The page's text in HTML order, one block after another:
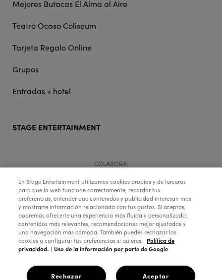
Mejores Butacas El Alma al Aire
Teatro Ocaso Coliseum
Tarjeta Regalo Online
Grupos
Entradas + hotel
STAGE ENTERTAINMENT
COLABORA:
Copyright © 2026 Stage Entertainment España
Política de Privacidad Política de Cookies Configuración de Cookies
En Stage Entertainment utilizamos cookies propias y de terceros
para que la web funcione correctamente, recordar tus
preferencias, entender qué contenidos y publicidad interesan más
y mostrarte información relacionada con tus gustos. Si aceptas,
podremos ofrecerte una experiencia más fluida y personalizada:
contenidos más relevantes, recomendaciones mejor ajustadas y
una navegación más cómoda. También puedes rechazar las
cookies o configurar tus preferencias si quieres.
Política de
privacidad. | Uso de la información por parte de Google
Aceptar
Rechazar